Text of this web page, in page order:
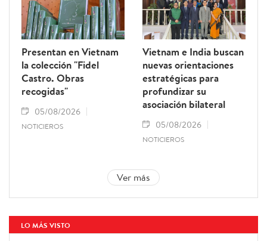
Presentan en Vietnam
la colección "Fidel
Castro. Obras
recogidas"
05/08/2026
NOTICIEROS
Vietnam e India buscan
nuevas orientaciones
estratégicas para
profundizar su
asociación bilateral
05/08/2026
NOTICIEROS
Ver más
LO MÁS VISTO